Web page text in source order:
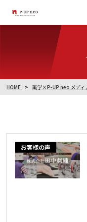
HOME 識学×P-UP neo メディ
お客様の声